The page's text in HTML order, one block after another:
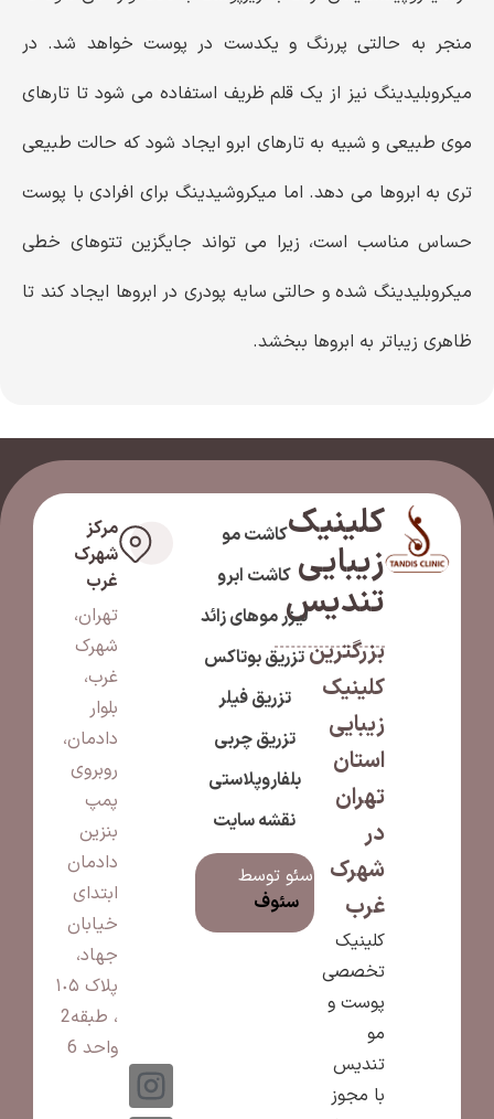
منجر به حالتی پررنگ و یکدست در پوست خواهد شد. در
میکروبلیدینگ نیز از یک ‌قلم ظریف استفاده می‌ شود تا تارهای
موی طبیعی و شبیه به تارهای ابرو ایجاد شود که حالت طبیعی‌
تری به ابروها می ‌دهد. اما میکروشیدینگ برای افرادی با پوست
حساس مناسب است، زیرا می تواند جایگزین تتوهای خطی
میکروبلیدینگ شده و حالتی سایه پودری در ابروها ایجاد کند تا
ظاهری زیباتر به ابروها ببخشد.
کلینیک
زیبایی
تندیس
بزرگترین
کلینیک
زیبایی
استان
تهران
در
شهرک
غرب
کلینیک
تخصصی
پوست و
مو
تندیس
با مجوز
مرکز
شهرک
غرب
تهران،
شهرک
غرب،
بلوار
دادمان،
روبروی
پمپ
بنزین
دادمان
ابتدای
خیابان
جهاد،
پلاک ١٠۵
، طبقه2
واحد 6
کاشت مو
کاشت ابرو
لیزر موهای زائد
تزریق بوتاکس
تزریق فیلر
تزریق چربی
بلفاروپلاستی
نقشه سایت
سئو توسط
سئوف